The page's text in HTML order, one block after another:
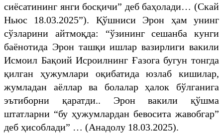
сиёсатининг янги босқичи” деб баҳолади… (Скай
Ньюс 18.03.2025”). Қўшниси Эрон ҳам унинг
сўзларини айтмоқда: “ўзининг сешанба кунги
баёнотида Эрон ташқи ишлар вазирлиги вакили
Исмоил Бақоий Исроилнинг Ғазога бугун тонгда
қилган ҳужумлари оқибатида юзлаб кишилар,
жумладан аёллар ва болалар ҳалок бўлганига
эътиборни қаратди.. Эрон вакили қўшма
штатларни “бу ҳужумлардан бевосита жавобгар”
деб ҳисоблади” … (Анадолу 18.03.2025).